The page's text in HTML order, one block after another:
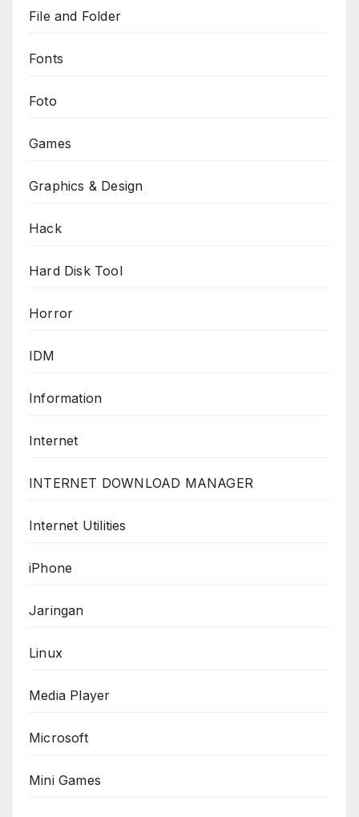
File and Folder
Fonts
Foto
Games
Graphics & Design
Hack
Hard Disk Tool
Horror
IDM
Information
Internet
INTERNET DOWNLOAD MANAGER
Internet Utilities
iPhone
Jaringan
Linux
Media Player
Microsoft
Mini Games